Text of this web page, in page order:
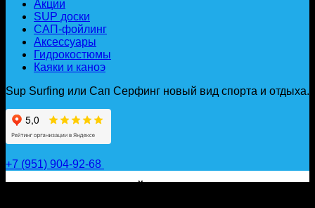
Акции
SUP доски
САП-фойлинг
Аксессуары
Гидрокостюмы
Каяки и каноэ
Sup Surfing или Сап Серфинг новый вид спорта и отдыха.
+7 (951) 904-92-68